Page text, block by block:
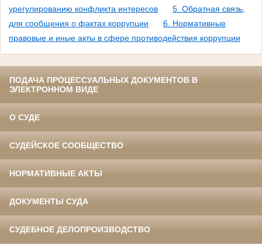
урегулированию конфликта интересов
5. Обратная связь,
для сообщения о фактах коррупции
6. Нормативные
правовые и иные акты в сфере противодействия коррупции
ПОДАЧА ПРОЦЕССУАЛЬНЫХ ДОКУМЕНТОВ В
ЭЛЕКТРОННОМ ВИДЕ
О СУДЕ
СУДЕЙСКОЕ СООБЩЕСТВО
НОРМАТИВНЫЕ АКТЫ
ДОКУМЕНТЫ СУДА
СУДЕБНОЕ ДЕЛОПРОИЗВОДСТВО